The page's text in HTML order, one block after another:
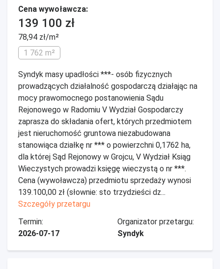
Cena wywoławcza:
139 100 zł
78,94 zł/m²
1 762 m²
Syndyk masy upadłości ***- osób fizycznych
prowadzących działalność gospodarczą działając na
mocy prawomocnego postanowienia Sądu
Rejonowego w Radomiu V Wydział Gospodarczy
zaprasza do składania ofert, których przedmiotem
jest nieruchomość gruntowa niezabudowana
stanowiąca działkę nr *** o powierzchni 0,1762 ha,
dla której Sąd Rejonowy w Grojcu, V Wydział Ksiąg
Wieczystych prowadzi księgę wieczystą o nr ***.
Cena (wywoławcza) przedmiotu sprzedaży wynosi
139.100,00 zł (słownie: sto trzydzieści dz...
Szczegóły przetargu
Termin:
2026-07-17
Organizator przetargu:
Syndyk